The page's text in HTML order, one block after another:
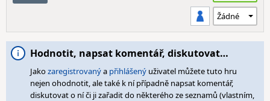
Hodnotit, napsat komentář, diskutovat…
Jakozaregistrovanýa přihlášený uživatel můžete tuto hru
nejen ohodnotit, ale také k ní případně napsat komentář,
diskutovat o ní či ji zařadit do některého ze seznamů (vlastním,